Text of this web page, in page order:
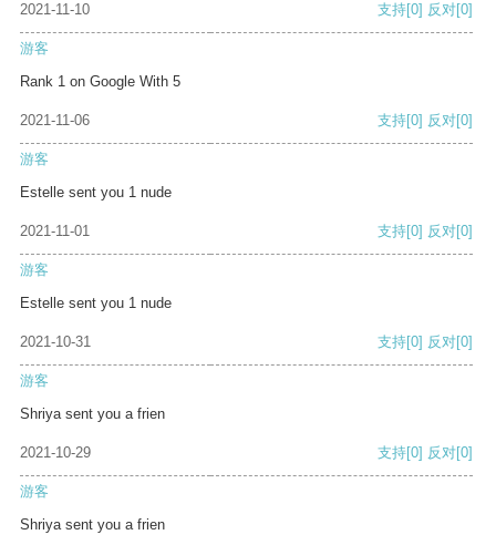
2021-11-10 支持[0] 反对[0]
游客
Rank 1 on Google With 5
2021-11-06 支持[0] 反对[0]
游客
Estelle sent you 1 nude
2021-11-01 支持[0] 反对[0]
游客
Estelle sent you 1 nude
2021-10-31 支持[0] 反对[0]
游客
Shriya sent you a frien
2021-10-29 支持[0] 反对[0]
游客
Shriya sent you a frien